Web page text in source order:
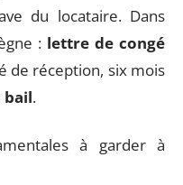
du locataire. Dans
: lettre de congé
de réception, six mois
bail.
à garder à